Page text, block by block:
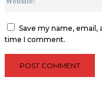
Save my name,
time I comment.